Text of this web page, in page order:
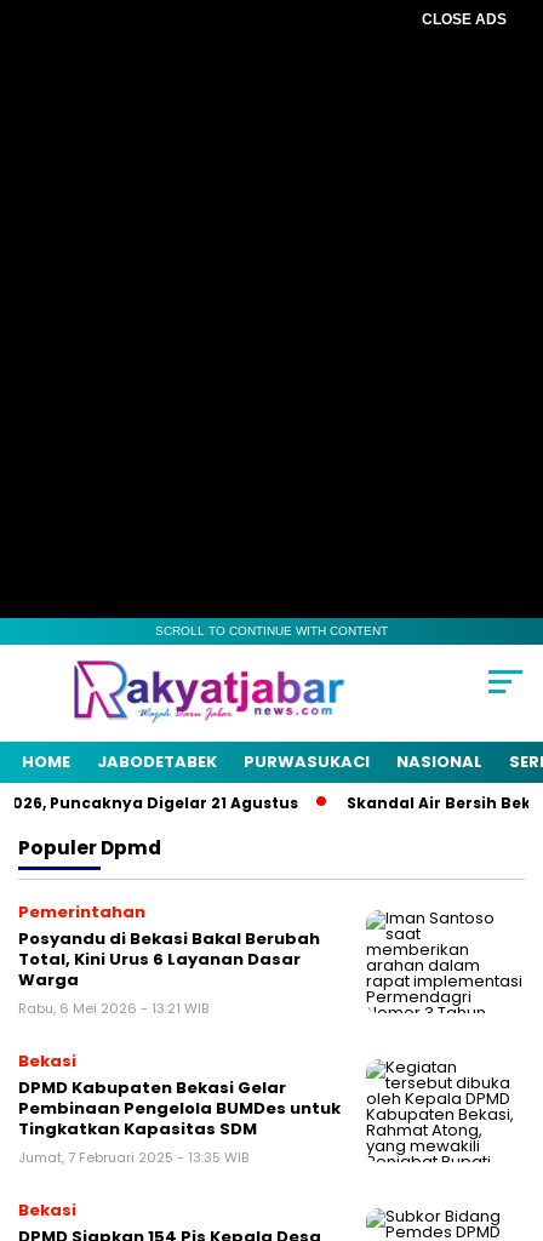
CLOSE ADS
SCROLL TO CONTINUE WITH CONTENT
HOME JABODETABEK PURWASUKACI NASIONAL
Puncaknya Digelar 21 Agustus Skandal Air Bersih
PopulerDpmd
Pemerintahan
Posyandu di Bekasi Bakal Berubah
Total, Kini Urus 6 Layanan Dasar
Warga
Rabu, 6 Mei 2026 - 13:21 WIB
Bekasi
DPMD Kabupaten Bekasi Gelar
Pembinaan Pengelola BUMDes untuk
Tingkatkan Kapasitas SDM
Jumat, 7 Februari 2025 - 13:35 WIB
Bekasi